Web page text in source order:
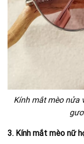
Kính mắt mèo nửa
3. Kính mắt mèo nữ